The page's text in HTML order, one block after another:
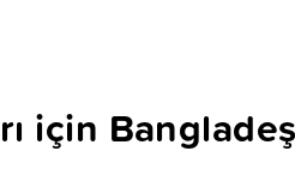
için